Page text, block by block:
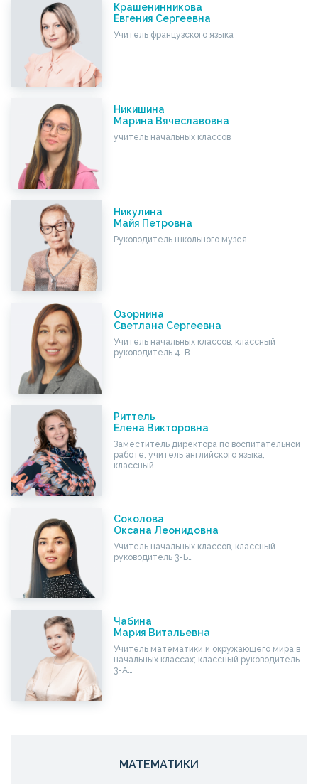
Крашенинникова
Евгения Сергеевна
Учитель французского языка
Никишина
Марина Вячеславовна
учитель начальных классов
Никулина
Майя Петровна
Руководитель школьного музея
Озорнина
Светлана Сергеевна
Учитель начальных классов, классный
руководитель 4-В…
Риттель
Елена Викторовна
Заместитель директора по воспитательной
работе, учитель английского языка,
классный…
Соколова
Оксана Леонидовна
Учитель начальных классов, классный
руководитель 3-Б…
Чабина
Мария Витальевна
Учитель математики и окружающего мира в
начальных классах; классный руководитель
3-А…
МАТЕМАТИКИ